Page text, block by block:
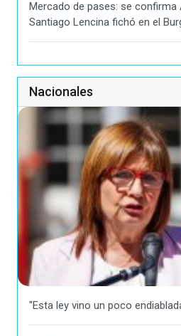
Mercado de pases: se confirma
Santiago Lencina fichó en el
Nacionales
"Esta ley vino un poco